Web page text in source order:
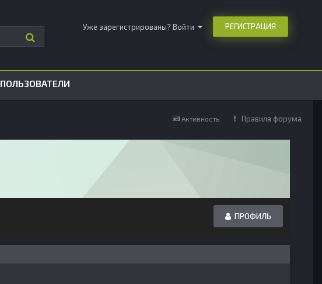
Уже зарегистрированы? Войти РЕГИСТРАЦИЯ
ПОЛЬЗОВАТЕЛИ
Активность Правила форума
ПРОФИЛЬ